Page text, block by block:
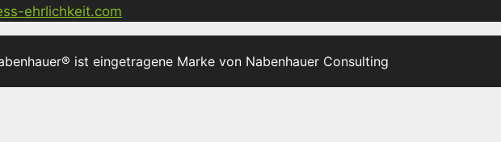
ehrlichkeit.com
ist eingetragene Marke von Nabenhauer Consulting